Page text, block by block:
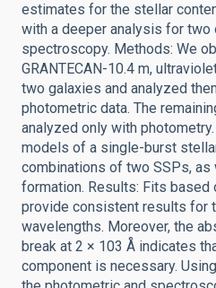
estimates for the stellar
with a deeper analysis for two
spectroscopy. Methods: We
GRANTECAN-10.4 m,
two galaxies and analyzed
photometric data. The
analyzed only with
models of a single-burst
combinations of two SSPs,
formation. Results: Fits based
provide consistent results for
wavelengths. Moreover, the
break at 2 × 103 Å indicates
component is necessary.